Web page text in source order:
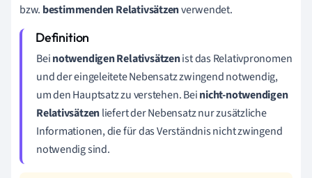
bzw. bestimmendenRelativsätzenverwendet.
Beinotwendigen Relativsätzenist das Relativpronomen
und der eingeleitete Nebensatz zwingend notwendig,
um den Hauptsatz zu verstehen. Beinicht-notwendigen
Relativsätzenliefert der Nebensatz nur zusätzliche
Informationen, die für das Verständnis nicht zwingend
notwendig sind.